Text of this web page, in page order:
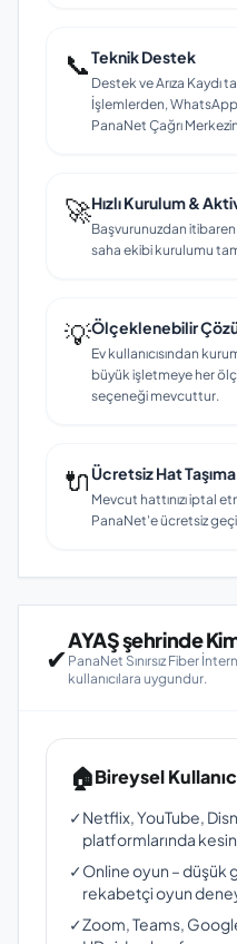
📞Teknik Destek
Destek ve Arıza Kaydı
İşlemlerden,
PanaNet Çağrı
🚀Hızlı Kurulum &
Başvurunuzdan
saha ekibi kurulumu
💡Ölçeklenebilir
Ev kullanıcısından
büyük işletmeye her
seçeneği mevcuttur.
🔌Ücretsiz Hat Taşıma
Mevcut hattınızı iptal
PanaNet'e ücretsiz
✔
AYAŞ şehrinde
PanaNet Sınırsız Fiber
kullanıcılara uygundur.
🏠Bireysel
✓Netflix, YouTube,
platformlarında
✓Online oyun – düşük
rekabetçi oyun
✓Zoom, Teams,